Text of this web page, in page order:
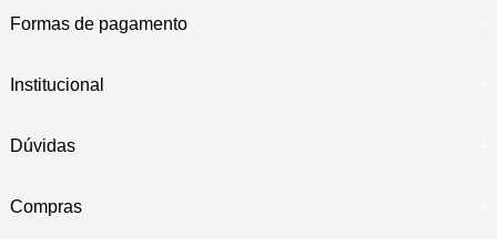
Formas de pagamento
Institucional
Dúvidas
Compras